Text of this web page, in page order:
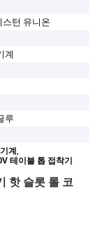
스턴 유니온
계
루
계,
테이블 톱 접착기
핫 슬롯 롤 코